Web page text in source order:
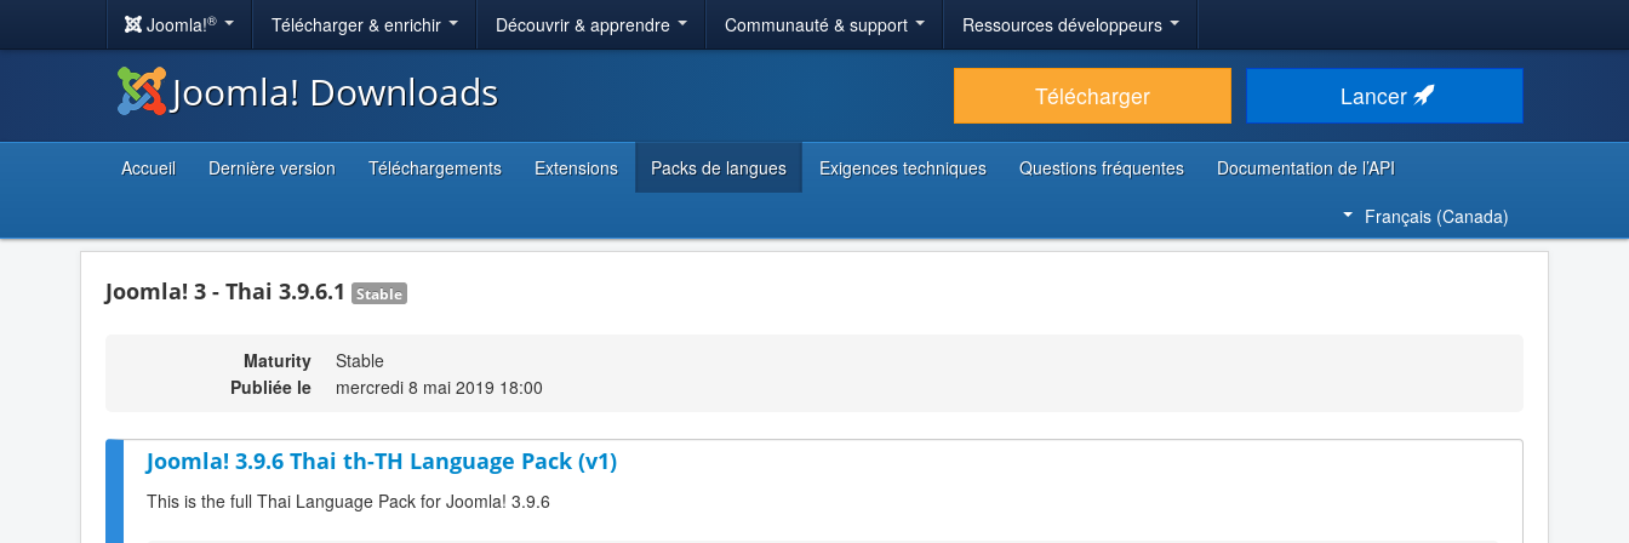
Joomla!® Télécharger & enrichir Découvrir & apprendre Communauté & support Ressources développeurs
Joomla! Downloads Télécharger Lancer
Accueil Dernière version Téléchargements Extensions Packs de langues Exigences techniques Questions fréquentes
Documentation de l’API
Français (Canada)
Joomla! 3 - Thai 3.9.6.1 Stable
Maturity
Stable
Publiée le
mercredi 8 mai 2019 18:00
Joomla! 3.9.6 Thai th-TH Language Pack (v1)
This is the full Thai Language Pack for Joomla! 3.9.6